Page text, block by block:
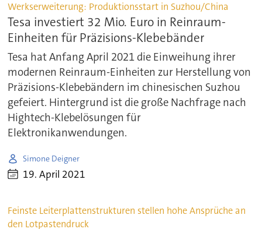
Werkserweiterung: Produktionsstart in Suzhou/China
Tesa investiert 32 Mio. Euro in Reinraum-
Einheiten für Präzisions-Klebebänder
Tesa hat Anfang April 2021 die Einweihung ihrer
modernen Reinraum-Einheiten zur Herstellung von
Präzisions-Klebebändern im chinesischen Suzhou
gefeiert. Hintergrund ist die große Nachfrage nach
Hightech-Klebelösungen für
Elektronikanwendungen.
Simone Deigner
19. April 2021
Feinste Leiterplattenstrukturen stellen hohe Ansprüche an
den Lotpastendruck